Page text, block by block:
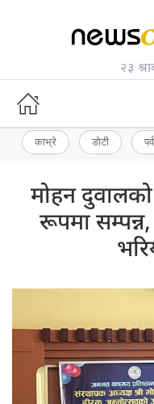
२३
काभ्रे डोटी
मोहन
रूपमा